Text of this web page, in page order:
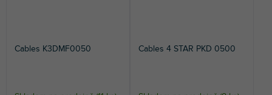
Cables K3DMF0050 Cables 4 STAR PKD 0500